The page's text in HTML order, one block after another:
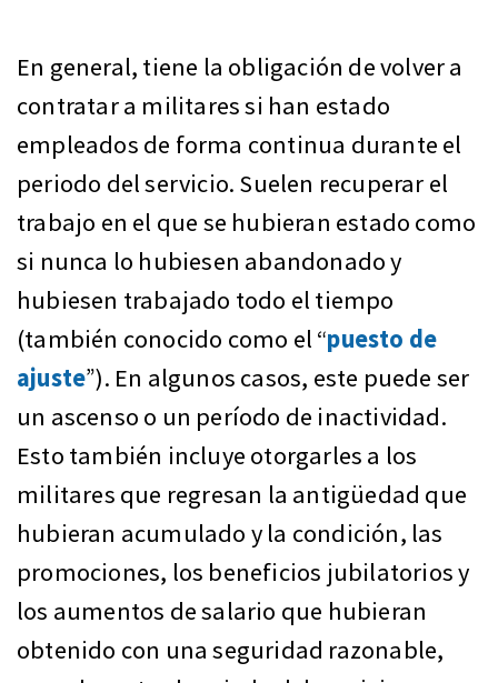
En general, tiene la obligación de volver a
contratar a militares si han estado
empleados de forma continua durante el
periodo del servicio. Suelen recuperar el
trabajo en el que se hubieran estado como
si nunca lo hubiesen abandonado y
hubiesen trabajado todo el tiempo
(también conocido como el “puesto de
ajuste”). En algunos casos, este puede ser
un ascenso o un período de inactividad.
Esto también incluye otorgarles a los
militares que regresan la antigüedad que
hubieran acumulado y la condición, las
promociones, los beneficios jubilatorios y
los aumentos de salario que hubieran
obtenido con una seguridad razonable,